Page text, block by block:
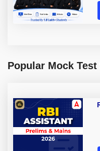
Popular Mock Test